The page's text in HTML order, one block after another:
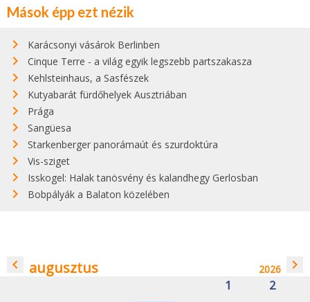
Mások épp ezt nézik
Karácsonyi vásárok Berlinben
Cinque Terre - a világ egyik legszebb partszakasza
Kehlsteinhaus, a Sasfészek
Kutyabarát fürdőhelyek Ausztriában
Prága
Sangüesa
Starkenberger panorámaút és szurdoktúra
Vis-sziget
Isskogel: Halak tanösvény és kalandhegy Gerlosban
Bobpályák a Balaton közelében
navigate_before augusztus 2026 navigate_next
1
2